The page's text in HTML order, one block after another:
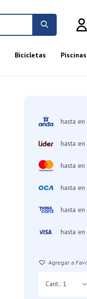
Bicicletas Piscinas
hasta en
hasta en
hasta en
hasta en
hasta en
hasta en
1